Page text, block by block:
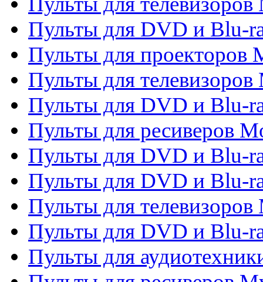
Пульты для DVD и Blu-
Пульты для проекторов
Пульты для
Пульты для DVD и Blu-
Пульты для ресиверов
Пульты для DVD и Blu-
Пульты для DVD и Blu-
Пульты для телевизоров
Пульты для DVD и Blu-
Пульты для